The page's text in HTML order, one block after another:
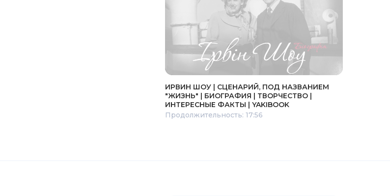
ИРВИН ШОУ | СЦЕНАРИЙ, ПОД НАЗВАНИЕМ
"ЖИЗНЬ" | БИОГРАФИЯ | ТВОРЧЕСТВО |
ИНТЕРЕСНЫЕ ФАКТЫ | YAKIBOOK
Продолжительность: 17:56